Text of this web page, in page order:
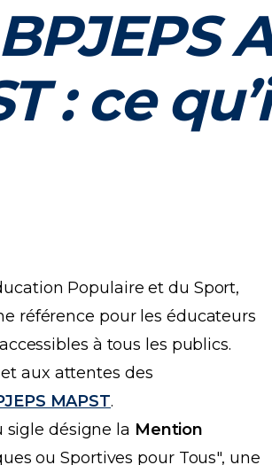
: ce
Populaire et du Sport,
référence pour les éducateurs
à tous les publics.
aux attentes des
MAPST.
sigle désigne la Mention
ou Sportives pour Tous", une